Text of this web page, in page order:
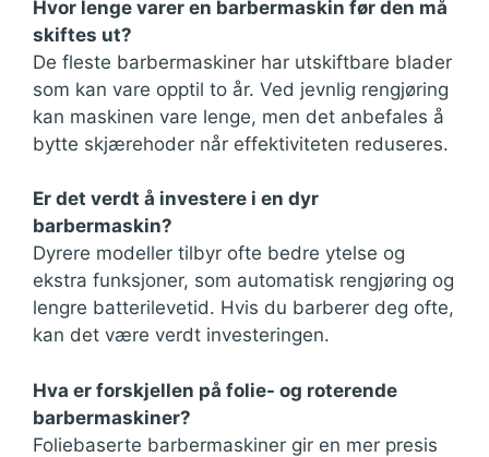
Hvor lenge varer en barbermaskin før den må
skiftes ut?
De fleste barbermaskiner har utskiftbare blader
som kan vare opptil to år. Ved jevnlig rengjøring
kan maskinen vare lenge, men det anbefales å
bytte skjærehoder når effektiviteten reduseres.
Er det verdt å investere i en dyr
barbermaskin?
Dyrere modeller tilbyr ofte bedre ytelse og
ekstra funksjoner, som automatisk rengjøring og
lengre batterilevetid. Hvis du barberer deg ofte,
kan det være verdt investeringen.
Hva er forskjellen på folie- og roterende
barbermaskiner?
Foliebaserte barbermaskiner gir en mer presis